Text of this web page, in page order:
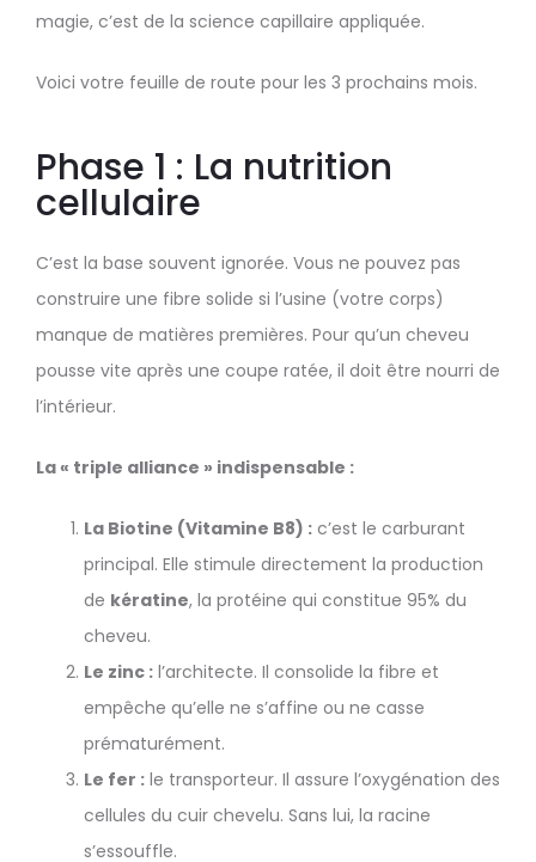
magie, c’est de la science capillaire appliquée.
Voici votre feuille de route pour les 3 prochains mois.
Phase 1 : La nutrition
cellulaire
C’est la base souvent ignorée. Vous ne pouvez pas
construire une fibre solide si l’usine (votre corps)
manque de matières premières. Pour qu’un cheveu
pousse vite après une coupe ratée, il doit être nourri de
l’intérieur.
La « triple alliance » indispensable :
La Biotine (Vitamine B8) : c’est le carburant
principal. Elle stimule directement la production
de kératine, la protéine qui constitue 95% du
cheveu.
Le zinc : l’architecte. Il consolide la fibre et
empêche qu’elle ne s’affine ou ne casse
prématurément.
Le fer : le transporteur. Il assure l’oxygénation des
cellules du cuir chevelu. Sans lui, la racine
s’essouffle.